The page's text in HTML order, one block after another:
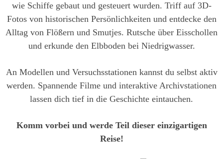
wie Schiffe gebaut und gesteuert wurden. Triff auf 3D-
Fotos von historischen Persönlichkeiten und entdecke den
Alltag von Flößern und Smutjes. Rutsche über Eisschollen
und erkunde den Elbboden bei Niedrigwasser.
An Modellen und Versuchsstationen kannst du selbst aktiv
werden. Spannende Filme und interaktive Archivstationen
lassen dich tief in die Geschichte eintauchen.
Komm vorbei und werde Teil dieser einzigartigen
Reise!